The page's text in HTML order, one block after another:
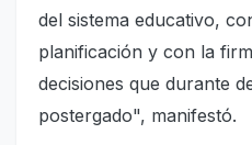
del sistema educativo,
planificación y con la
decisiones que durante
postergado", manifestó.